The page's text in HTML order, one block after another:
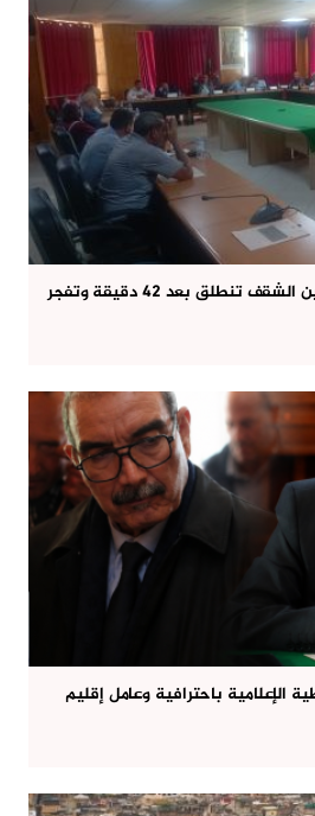
دورة استثنائية بجماعة عين الشقف تنطلق بعد 42 دقيقة وتفجر
الإعلامية باحترافية وعامل إقليم